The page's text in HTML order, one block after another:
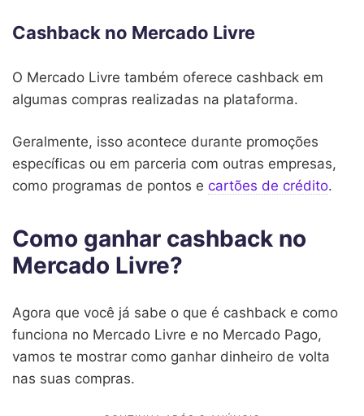
Cashback no Mercado Livre
O Mercado Livre também oferece cashback em
algumas compras realizadas na plataforma.
Geralmente, isso acontece durante promoções
específicas ou em parceria com outras empresas,
como programas de pontos e cartões de crédito.
Como ganhar cashback no
Mercado Livre?
Agora que você já sabe o que é cashback e como
funciona no Mercado Livre e no Mercado Pago,
vamos te mostrar como ganhar dinheiro de volta
nas suas compras.